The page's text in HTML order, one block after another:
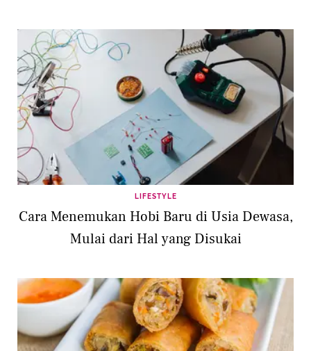
LIFESTYLE
Cara Menemukan Hobi Baru di Usia Dewasa,
Mulai dari Hal yang Disukai